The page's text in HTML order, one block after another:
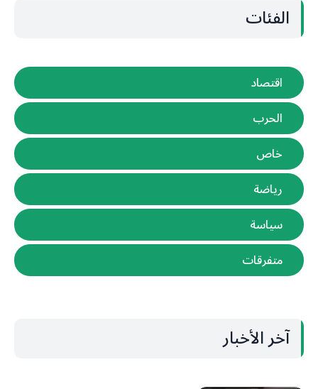
الفئات
اقتصاد
الحرب
خاص
رياضة
سياسة
متفرقات
آخر الأخبار